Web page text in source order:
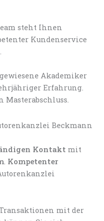
Akademiker
Erfahrung.
Masterabschluss.
Kontakt mit
. Kompetenter